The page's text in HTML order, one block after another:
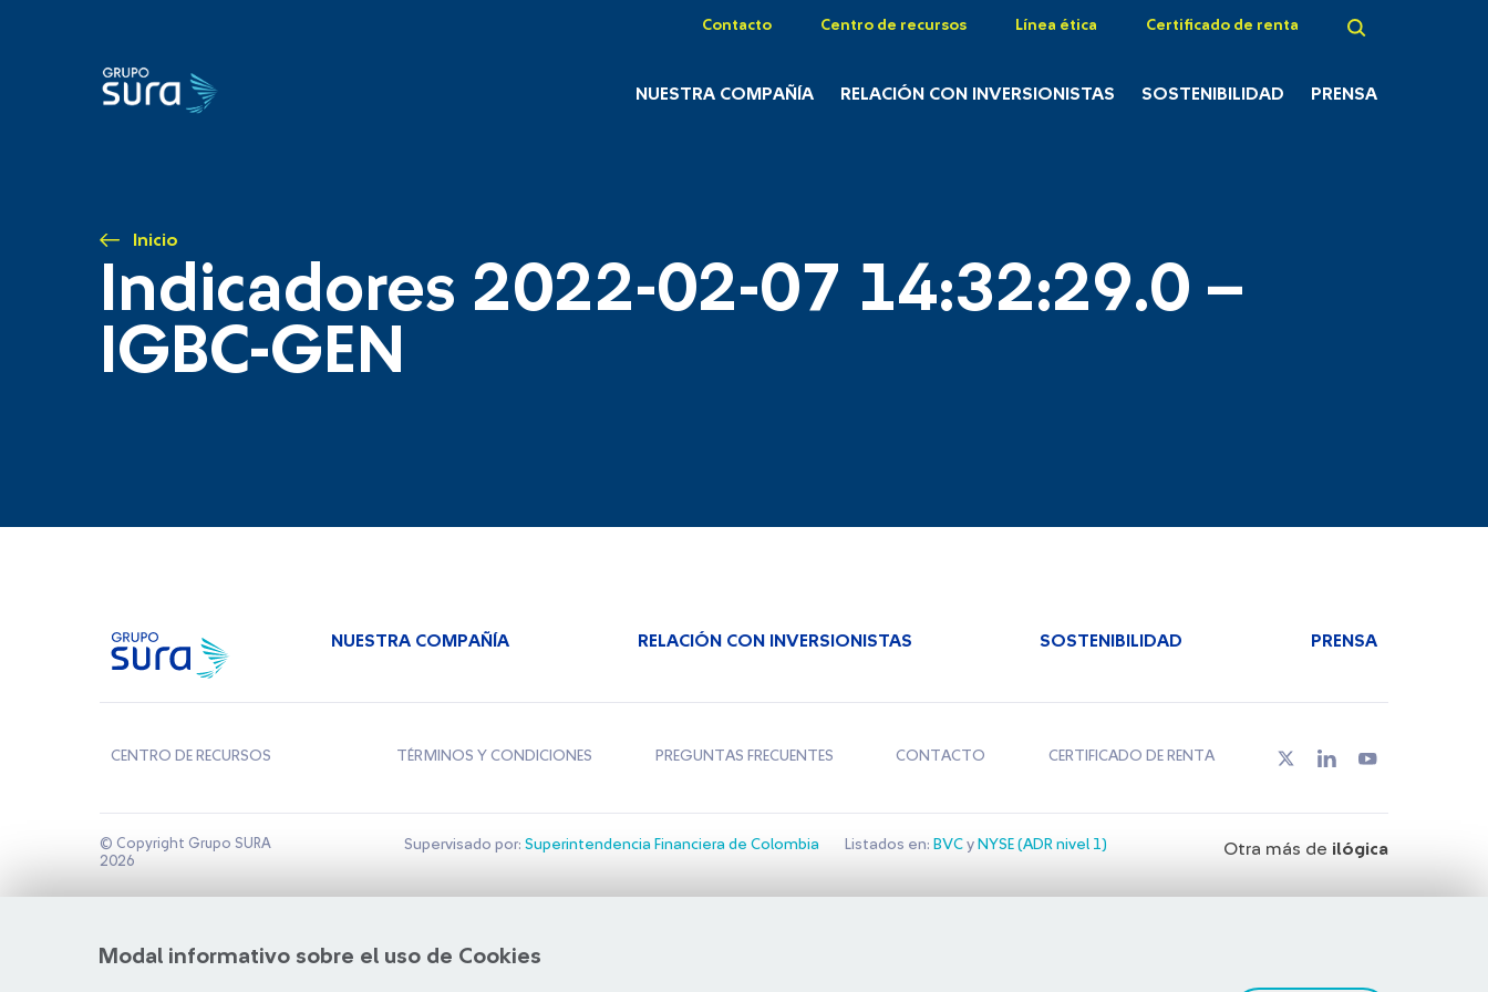
Contacto Centro de recursos Línea ética Certificado de renta
NUESTRA COMPAÑÍA RELACIÓN CON INVERSIONISTAS SOSTENIBILIDAD PRENSA
Inicio
Indicadores 2022-02-07 14:32:29.0 –
IGBC-GEN
Modal informativo sobre el uso de Cookies
NUESTRA COMPAÑÍA RELACIÓN CON INVERSIONISTAS SOSTENIBILIDAD PRENSA
CENTRO DE RECURSOS TÉRMINOS Y CONDICIONES PREGUNTAS FRECUENTES CONTACTO CERTIFICADO DE RENTA
© Copyright Grupo SURA
2026
Supervisado por: Superintendencia Financiera de Colombia Listados en: BVCy NYSE (ADR nivel 1) Otra más de ilógica